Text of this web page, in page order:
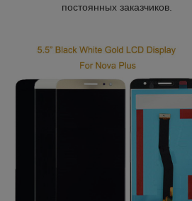
постоянных заказчиков.